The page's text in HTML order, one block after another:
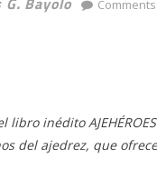
libro inédito
del ajedrez, que